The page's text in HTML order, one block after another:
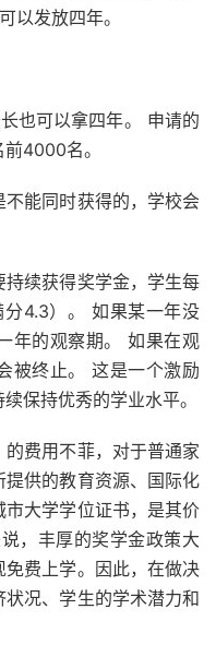
以发放四年。
也可以拿四年。 申请的
4000名。
能同时获得的，学校会
续获得奖学金，学生每
4.3）。 如果某一年没
年的观察期。 如果在观
被终止。 这是一个激励
保持优秀的学业水平。
费用不菲，对于普通家
供的教育资源、国际化
大学学位证书，是其价
，丰厚的奖学金政策大
费上学。因此，在做决
况、学生的学术潜力和